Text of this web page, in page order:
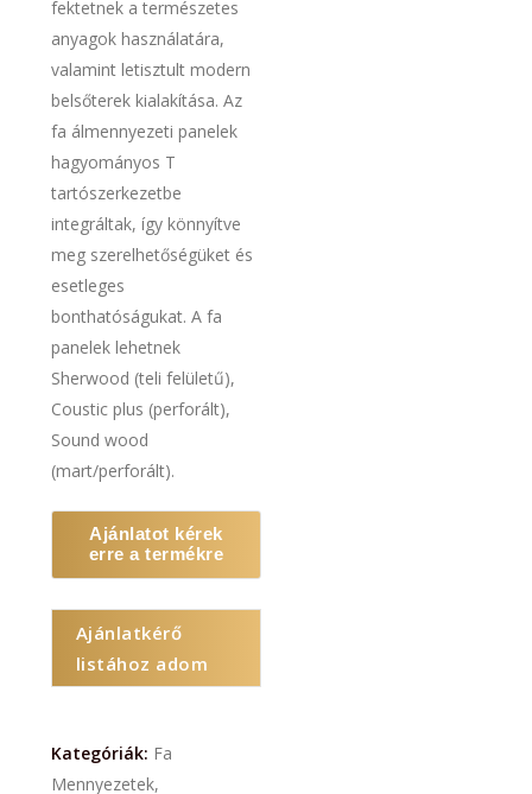
fektetnek a természetes
anyagok használatára,
valamint letisztult modern
belsőterek kialakítása. Az
fa álmennyezeti panelek
hagyományos T
tartószerkezetbe
integráltak, így könnyítve
meg szerelhetőségüket és
esetleges
bonthatóságukat. A fa
panelek lehetnek
Sherwood (teli felületű),
Coustic plus (perforált),
Sound wood
(mart/perforált).
Ajánlatot kérek
erre a termékre
Ajánlatkérő
listához adom
Kategóriák: Fa
Mennyezetek,